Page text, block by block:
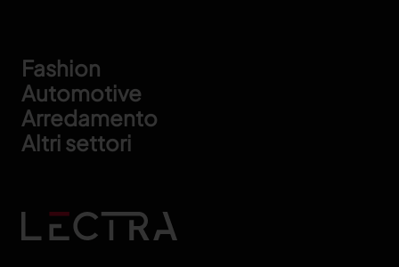
Footer
Fashion
Automotive
Arredamento
Altri settori